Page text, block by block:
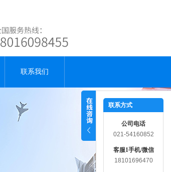
联系我们
联系方式
公司电话
021-54160852
客服1手机/微信
18101696470